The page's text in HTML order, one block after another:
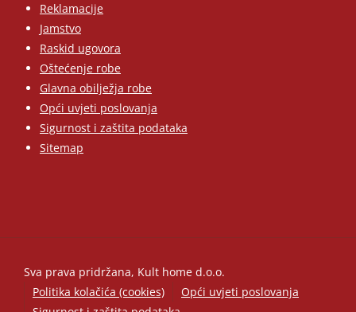
Reklamacije
Jamstvo
Raskid ugovora
Oštećenje robe
Glavna obilježja robe
Opći uvjeti poslovanja
Sigurnost i zaštita podataka
Sitemap
Sva prava pridržana, Kult home d.o.o.
Politika kolačića (cookies)
Opći uvjeti poslovanja